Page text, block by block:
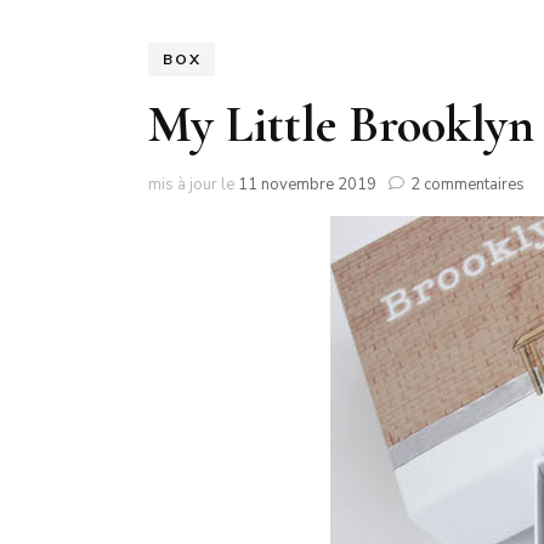
BOX
My Little Brooklyn
mis à jour le 11 novembre 2019 2 commentaires